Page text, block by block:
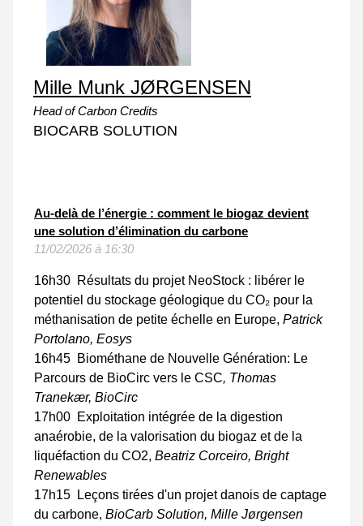
Mille Munk JØRGENSEN
Head of Carbon Credits
BIOCARB SOLUTION
Au-delà de l’énergie : comment le biogaz devient
une solution d’élimination du carbone
11/02/2026 à 16:30
16h30 Résultats du projet NeoStock : libérer le
potentiel du stockage géologique du CO₂ pour la
méthanisation de petite échelle en Europe, Patrick
Portolano, Eosys
16h45 Biométhane de Nouvelle Génération: Le
Parcours de BioCirc vers le CSC, Thomas
Tranekær, BioCirc
17h00 Exploitation intégrée de la digestion
anaérobie, de la valorisation du biogaz et de la
liquéfaction du CO2, Beatriz Corceiro, Bright
Renewables
17h15 Leçons tirées d'un projet danois de captage
du carbone, BioCarb Solution, Mille Jørgensen